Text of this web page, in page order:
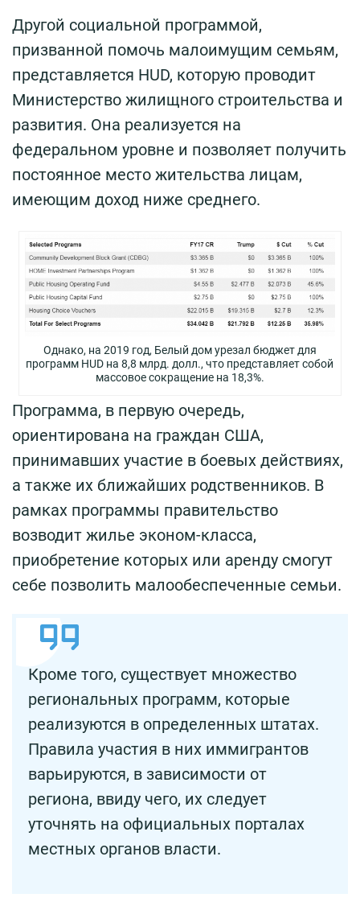
Другой социальной программой,
призванной помочь малоимущим семьям,
представляется HUD, которую проводит
Министерство жилищного строительства и
развития. Она реализуется на
федеральном уровне и позволяет получить
постоянное место жительства лицам,
имеющим доход ниже среднего.
Однако, на 2019 год, Белый дом урезал бюджет для
программ HUD на 8,8 млрд. долл., что представляет собой
массовое сокращение на 18,3%.
Программа, в первую очередь,
ориентирована на граждан США,
принимавших участие в боевых действиях,
а также их ближайших родственников. В
рамках программы правительство
возводит жилье эконом-класса,
приобретение которых или аренду смогут
себе позволить малообеспеченные семьи.
Кроме того, существует множество
региональных программ, которые
реализуются в определенных штатах.
Правила участия в них иммигрантов
варьируются, в зависимости от
региона, ввиду чего, их следует
уточнять на официальных порталах
местных органов власти.